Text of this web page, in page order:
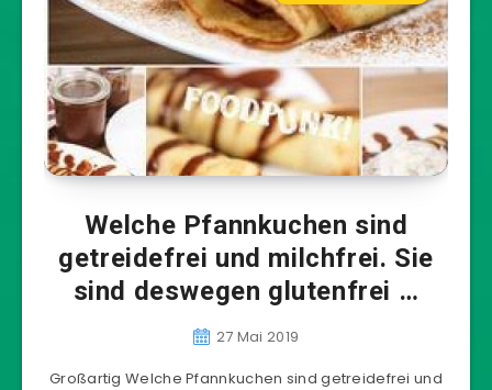
Welche Pfannkuchen sind
getreidefrei und milchfrei. Sie
sind deswegen glutenfrei …
27 Mai 2019
Großartig Welche Pfannkuchen sind getreidefrei und